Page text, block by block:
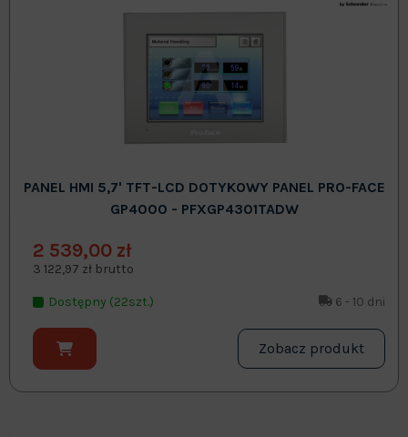
PANEL HMI 5,7' TFT-LCD DOTYKOWY PANEL PRO-FACE
GP4000 - PFXGP4301TADW
2 539,00 zł
3 122,97 zł brutto
Dostępny (22szt.) 6 - 10 dni
Zobacz produkt